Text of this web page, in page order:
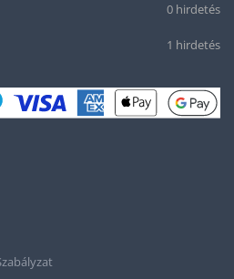
0 hirdetés
1 hirdetés